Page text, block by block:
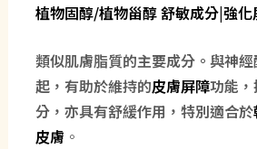
植物固醇/植物甾醇 舒敏成分|強化
類似肌膚脂質的主要成分。與神
起，有助於維持的皮膚屏障功能
分，亦具有舒緩作用，特別適合於
皮膚 。